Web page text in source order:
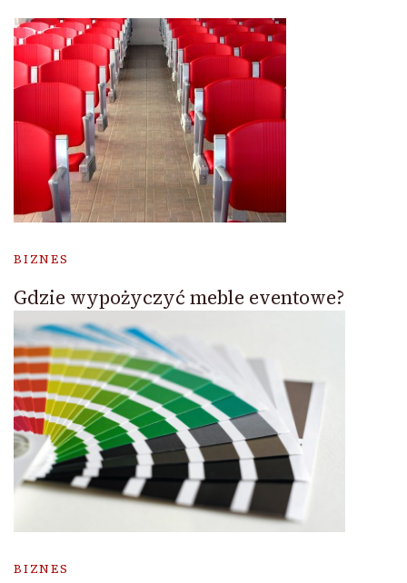
BIZNES
Gdzie wypożyczyć meble eventowe?
BIZNES